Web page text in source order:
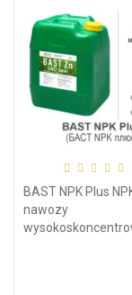
BAST NPK Plus
nawozy